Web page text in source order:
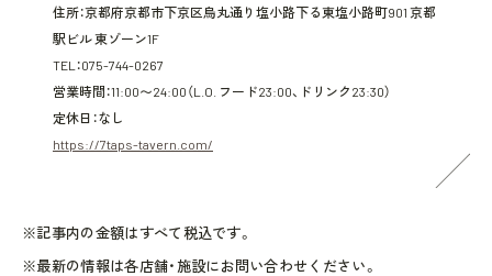
住所：京都府京都市下京区烏丸通り塩小路下る東塩小路町901 京都
駅ビル 東ゾーン1F
TEL：075-744-0267
営業時間：11:00〜24:00（L.O. フード23:00、ドリンク23:30）
定休日：なし
https://7taps-tavern.com/
※記事内の金額はすべて税込です。
※最新の情報は各店舗・施設にお問い合わせください。